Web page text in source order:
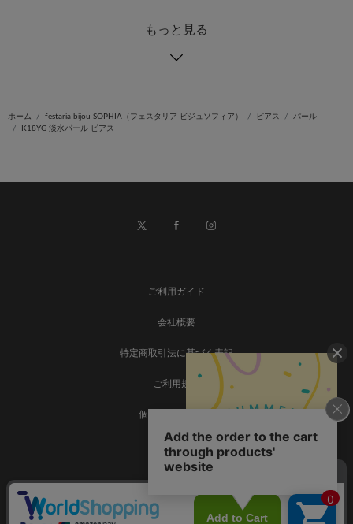
もっと見る
ホーム festaria bijou SOPHIA（フェスタリア ビジュソフィア） ピアス
パール
K18YG 淡水パール ピアス
ご利用ガイド
会社概要
特定商取引法に基づく表記
ご利用規約
個人情報保護方針
お問い合わせ